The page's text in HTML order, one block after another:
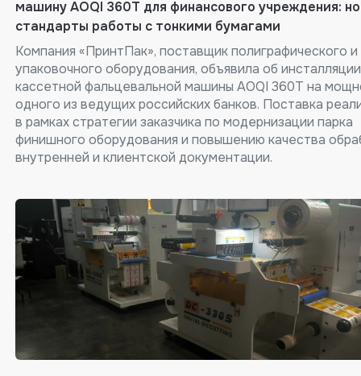
машину AOQI 360T для финансового учреждения:
стандарты работы с тонкими бумагами
Компания «ПринтПак», поставщик полиграфического и
упаковочного оборудования, объявила об
кассетной фальцевальной машины AOQI 360T на
одного из ведущих российских банков. Поставка
в рамках стратегии заказчика по модернизации парка
финишного оборудования и повышению качества
внутренней и клиентской документации.